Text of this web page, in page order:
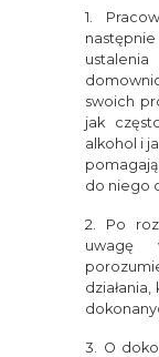
1.
swoich
jak
alkohol i
do niego
2. Po
uwagę
3. O